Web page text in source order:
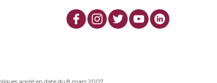
agréé en date du 8 mars 2007